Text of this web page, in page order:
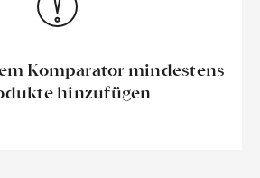
Komparator mindestens
hinzufügen